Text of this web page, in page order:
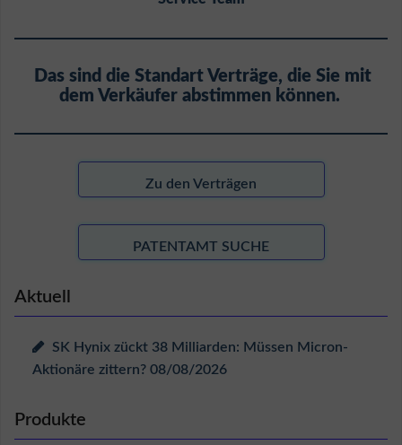
Das sind die Standart Verträge, die Sie mit
dem Verkäufer abstimmen können.
Zu den Verträgen
PATENTAMT SUCHE
Aktuell
SK Hynix zückt 38 Milliarden: Müssen Micron-
Aktionäre zittern? 08/08/2026
Produkte